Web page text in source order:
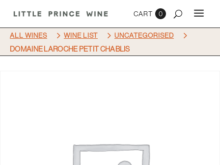
0
ALL WINES 5 WINE LIST 5 UNCATEGORISED 5
DOMAINE LAROCHE PETIT CHABLIS